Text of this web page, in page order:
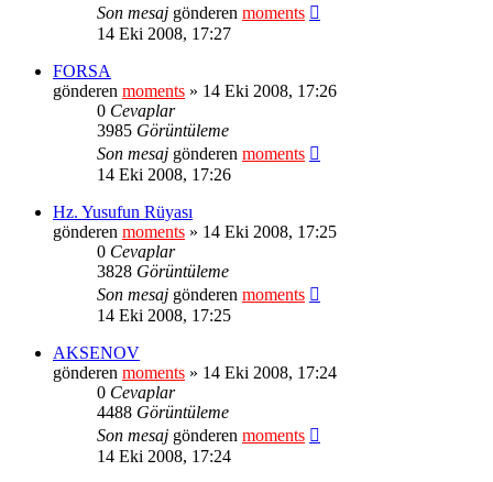
Son mesaj gönderen moments
14 Eki 2008, 17:27
FORSA
gönderen moments » 14 Eki 2008, 17:26
0 Cevaplar
3985 Görüntüleme
Son mesaj gönderen moments
14 Eki 2008, 17:26
Hz. Yusufun Rüyası
gönderen moments » 14 Eki 2008, 17:25
0 Cevaplar
3828 Görüntüleme
Son mesaj gönderen moments
14 Eki 2008, 17:25
AKSENOV
gönderen moments » 14 Eki 2008, 17:24
0 Cevaplar
4488 Görüntüleme
Son mesaj gönderen moments
14 Eki 2008, 17:24